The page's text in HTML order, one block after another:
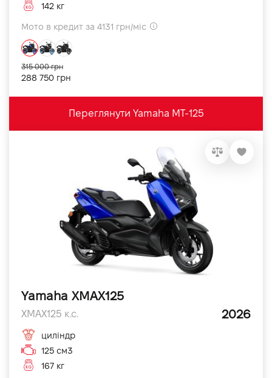
142 кг
Мото в кредит за 4131 грн/міс
288 750 грн
315 000 грн
Переглянути Yamaha MT-125
Yamaha XMAX125
XMAX125 к.с. 2026
циліндр
125 см3
167 кг